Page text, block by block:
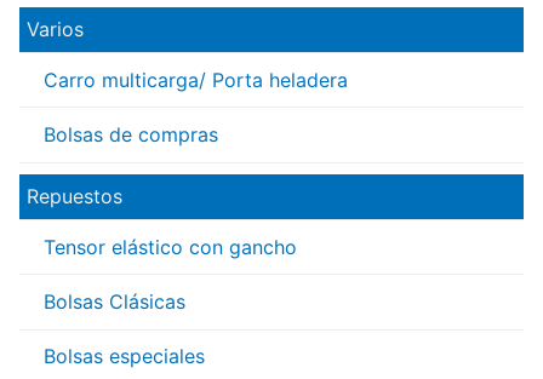
Varios
Carro multicarga/ Porta heladera
Bolsas de compras
Repuestos
Tensor elástico con gancho
Bolsas Clásicas
Bolsas especiales